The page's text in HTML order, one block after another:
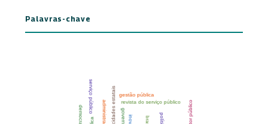
Palavras-chave